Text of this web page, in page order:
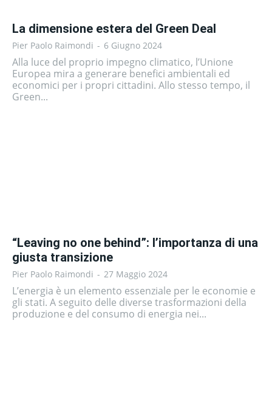
La dimensione estera del Green Deal
Pier Paolo Raimondi - 6 Giugno 2024
Alla luce del proprio impegno climatico, l’Unione
Europea mira a generare benefici ambientali ed
economici per i propri cittadini. Allo stesso tempo, il
Green...
“Leaving no one behind”: l’importanza di una
giusta transizione
Pier Paolo Raimondi - 27 Maggio 2024
L’energia è un elemento essenziale per le economie e
gli stati. A seguito delle diverse trasformazioni della
produzione e del consumo di energia nei...